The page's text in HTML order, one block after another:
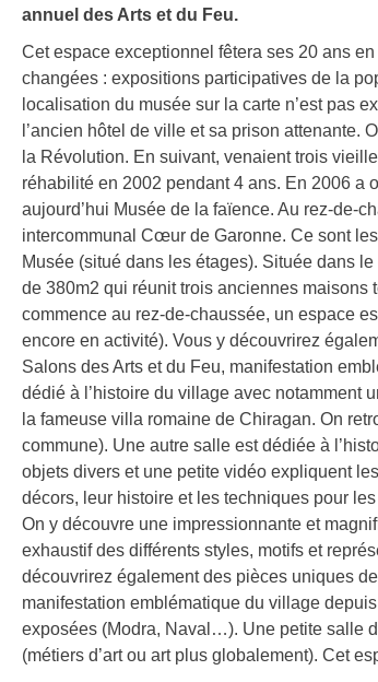
annuel des Arts et du Feu.
Cet espace exceptionnel fêtera ses 20 ans
changées : expositions participatives de la
localisation du musée sur la carte n’est pas
l’ancien hôtel de ville et sa prison attenante.
la Révolution. En suivant, venaient trois
réhabilité en 2002 pendant 4 ans. En 2006 a
aujourd’hui Musée de la faïence. Au rez-de-
intercommunal Cœur de Garonne. Ce sont
Musée (situé dans les étages). Située dans
de 380m2 qui réunit trois anciennes maisons
commence au rez-de-chaussée, un espace
encore en activité). Vous y découvrirez
Salons des Arts et du Feu, manifestation
dédié à l’histoire du village avec notamment
la fameuse villa romaine de Chiragan. On
commune). Une autre salle est dédiée à
objets divers et une petite vidéo expliquent
décors, leur histoire et les techniques pour
On y découvre une impressionnante et
exhaustif des différents styles, motifs et
découvrirez également des pièces uniques
manifestation emblématique du village
exposées (Modra, Naval…). Une petite salle
(métiers d’art ou art plus globalement). Cet